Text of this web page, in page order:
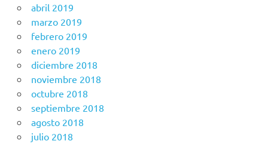
abril 2019
marzo 2019
febrero 2019
enero 2019
diciembre 2018
noviembre 2018
octubre 2018
septiembre 2018
agosto 2018
julio 2018